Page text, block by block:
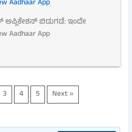
ಅಪ್ಲಿಕೇಶನ್ ಬಿಡುಗಡೆ: ಇಂದೇ
App
3 4 5 Next »